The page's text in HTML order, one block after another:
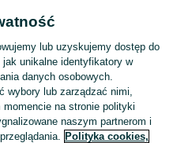
Skorzystaj z największego serwisu ogłoszeniowego - Miszewko i okolice! Kupuj to, czego pragniesz i sprzedawaj to, czego już nie potrzebujesz! Zobacz
lub uzyskujemy dostęp do
unikalne identyfikatory w
danych osobowych.
wybory lub zarządzać nimi,
na stronie polityki
naszym partnerom i
Polityka cookies,